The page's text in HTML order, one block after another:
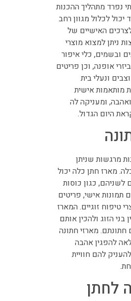
מתהליך ההכנות
לכלול מגוון רחב
האישיים של
ניתן למצוא מוצרי
כלי איפור
אופנה, וכן פריטים
ונעלי בית
אישית
ומעניקה לה
היום הגדול.
שניתן
מארז חתן כלה יכול
כגון כוסות
אישי, פריטים
זוגיים. המארז
הזוג ולהכין אותם
מארזי חתונה
להפגין אהבה
להם חוויית
לחתן